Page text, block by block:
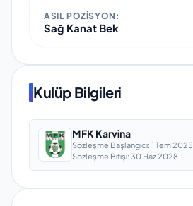
ASIL POZISYON:
Sağ Kanat Bek
Kulüp Bilgileri
MFK Karvina
Sözleşme Başlangıcı: 1 Tem 2025
Sözleşme Bitişi: 30 Haz 2028